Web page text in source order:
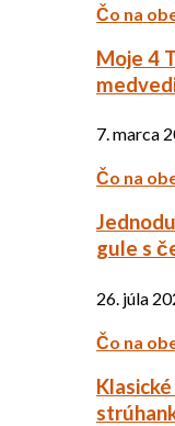
Čo na
Moje 4
7. marca
Čo na
gule s
26. júla
Čo na